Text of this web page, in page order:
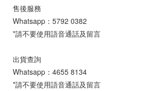
售後服務
Whatsapp： 5792 0382
*請不要使用語音通話及留言
出貨查詢
Whatsapp： 4655 8134
*請不要使用語音通話及留言